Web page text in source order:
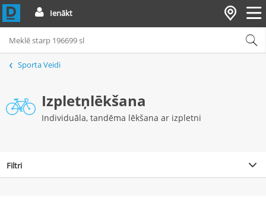
Ienākt
Sporta Veidi
Izpletņlēkšana
Individuāla, tandēma lēkšana ar izpletni
Filtri